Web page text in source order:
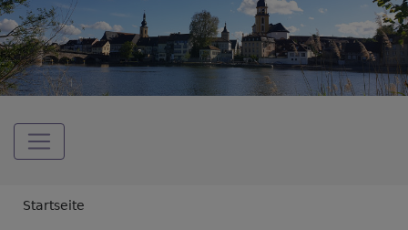
Hauptnavigation
Breadcrumb
Startseite